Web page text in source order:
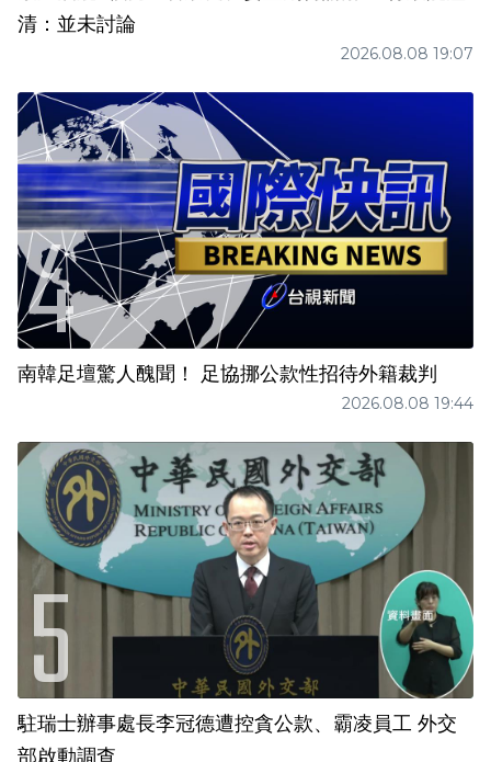
清：並未討論
2026.08.08 19:07
南韓足壇驚人醜聞！ 足協挪公款性招待外籍裁判
2026.08.08 19:44
駐瑞士辦事處長李冠德遭控貪公款、霸凌員工 外交
部啟動調查